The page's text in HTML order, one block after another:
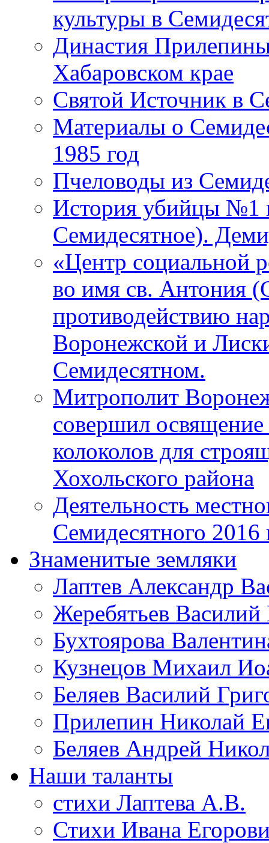
культуры в
Династия
Хабаровском крае
Святой Источник в
Материалы о
1985 год
Пчеловоды из
История убийцы №1
Семидесятное).
«Центр социальной
во имя св. Антония
противодействию
Воронежской и
Семидесятном.
Митрополит
совершил
колоколов для
Хохольского района
Деятельность
Семидесятного 2016
Знаменитые земляки
Лаптев Александр
Жеребятьев Василий
Бухтоярова
Кузнецов Михаил
Беляев Василий
Прилепин Николай
Беляев Андрей
Наши таланты
стихи Лаптева А.В.
Стихи Ивана